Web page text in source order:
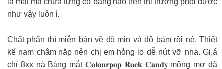
lạ mắt mà chưa từng có bảng nào trên thị trường phối được
như vậy luôn í.
Chất phấn thì miễn bàn về độ mịn và độ bám rồi nè. Thiết
kế nam châm nắp nên chị em hỏng lo dễ nứt vỡ nha. Gi,á
chỉ 8xx nà Bảng mắt 𝐂𝐨𝐥𝐨𝐮𝐫𝐩𝐨𝐩 𝐑𝐨𝐜𝐤 𝐂𝐚𝐧𝐝𝐲 mộng mơ đã